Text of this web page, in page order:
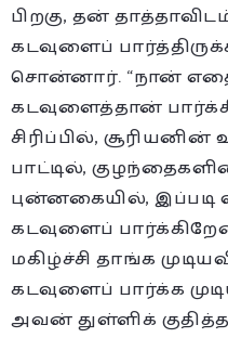
பிறகு, தன்
கடவுளைப்
சொன்னார். “நான்
கடவுளைத்தான்
சிரிப்பில்,
பாட்டில்,
புன்னகையில், இப்படி
கடவுளைப்
மகிழ்ச்சி தாங்க
கடவுளைப் பார்க்க
அவன் துள்ளிக்